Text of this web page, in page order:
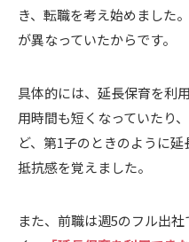
き、転職を考え始めました
が異なっていたからです。
具体的には、延長保育を利
用時間も短くなっていたり
ど、第1子のときのように
抵抗感を覚えました。
また、前職は週5のフル出